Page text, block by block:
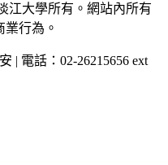
江大學所有。網站內所有
行為。
| 電話：02-26215656 ext